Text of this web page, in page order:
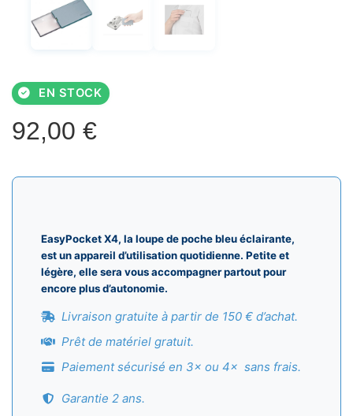
EN STOCK
92,00 €
EasyPocket X4, la loupe de poche bleu éclairante,
est un appareil d’utilisation quotidienne. Petite et
légère, elle sera vous accompagner partout pour
encore plus d’autonomie.
Livraison gratuite à partir de 150 € d’achat.
Prêt de matériel gratuit.
Paiement sécurisé en 3× ou 4× sans frais.
Garantie 2 ans.